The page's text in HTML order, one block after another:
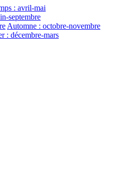
: avril-mai
septembre
Automne : octobre-novembre
: décembre-mars